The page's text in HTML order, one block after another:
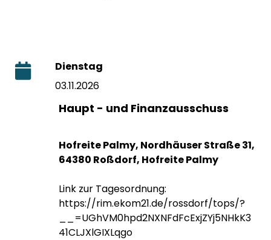
Dienstag
03.11.2026
Haupt - und Finanzausschuss
Hofreite Palmy, Nordhäuser Straße 31,
64380 Roßdorf, Hofreite Palmy
Link zur Tagesordnung:
https://rim.ekom21.de/rossdorf/tops/?
__=UGhVM0hpd2NXNFdFcExjZYj5NHkK3
41CLJXlGIXLqgo